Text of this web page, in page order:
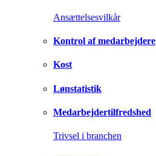
Ansættelsesvilkår
Kontrol af medarbejdere
Kost
Lønstatistik
Medarbejdertilfredshed
Trivsel i branchen